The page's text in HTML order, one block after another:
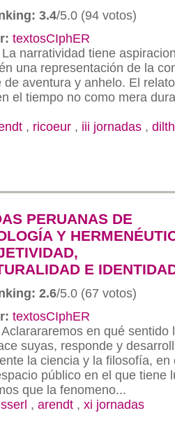
3.4/5.0 (94 votos)
textosCIphER
La narratividad tiene
una representación de la
de aventura y anhelo. El
el tiempo no como mera
, ricoeur , iii jornadas ,
PERUANAS DE
Y
E
2.6/5.0 (67 votos)
textosCIphER
Aclarararemos en qué sentido
suyas, responde y
la ciencia y la filosofía, en
público en el que tiene
que la fenomeno...
, arendt , xi jornadas